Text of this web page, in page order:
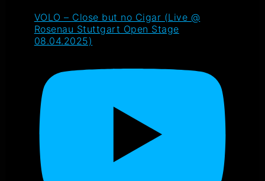
VOLO – Close but no Cigar (Live @
Rosenau Stuttgart Open Stage
08.04.2025)